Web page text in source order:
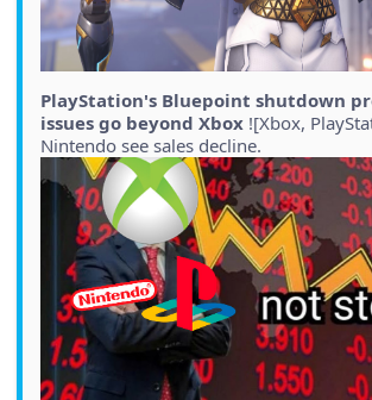
PlayStation's Bluepoint shutdown
issues go beyond Xbox ![Xbox,
Nintendo see sales decline.